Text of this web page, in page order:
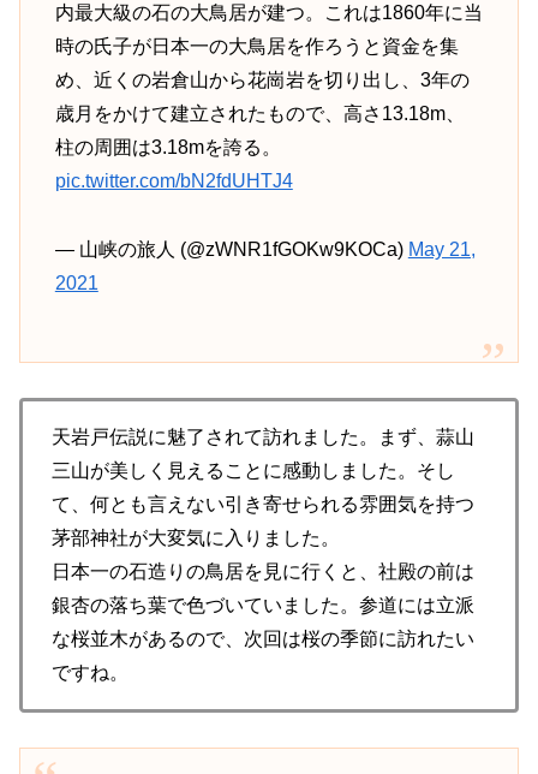
内最大級の石の大鳥居が建つ。これは1860年に当
時の氏子が日本一の大鳥居を作ろうと資金を集
め、近くの岩倉山から花崗岩を切り出し、3年の
歳月をかけて建立されたもので、高さ13.18m、
柱の周囲は3.18mを誇る。
pic.twitter.com/bN2fdUHTJ4
— 山峡の旅人 (@zWNR1fGOKw9KOCa) May 21,
2021
天岩戸伝説に魅了されて訪れました。まず、蒜山
三山が美しく見えることに感動しました。そし
て、何とも言えない引き寄せられる雰囲気を持つ
茅部神社が大変気に入りました。
日本一の石造りの鳥居を見に行くと、社殿の前は
銀杏の落ち葉で色づいていました。参道には立派
な桜並木があるので、次回は桜の季節に訪れたい
ですね。